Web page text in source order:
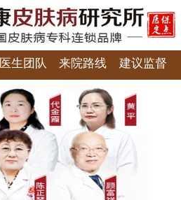
医生团队 来院路线 建议监督